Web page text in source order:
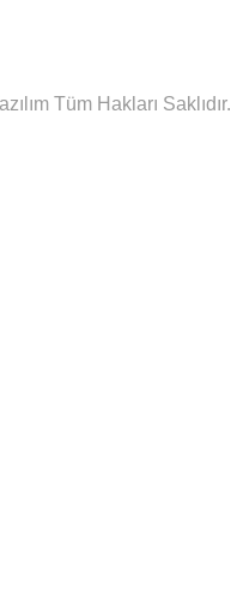
Tüm Hakları Saklıdır.